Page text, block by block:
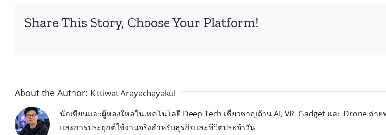
Share This Story, Choose Your Platform!
About the Author: Kittiwat Arayachayakul
นักเขียนและผู้หลงใหลในเทคโนโลยี Deep Tech เชี่ยวชาญด้าน AI, VR, Gadget และ Drone ถ่
และการประยุกต์ใช้งานจริงสำหรับธุรกิจและชีวิตประจำวัน